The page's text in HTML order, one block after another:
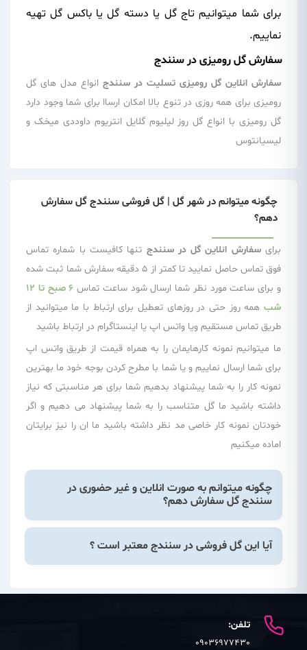
برای شما میتوانیم تاج گل یا دسته گل یا باکس گل تهیه
نماییم.
سفارش گل رومیزی در سنندج
سفارش انلاین گل رومیزی تسلیت در سنندج انواع مدل های گل
رومیزی برای همه روزی در تنوع بالا امکان ارساا برای شما وجود دارد
گل رومیزی با انواع گل روز لیلیوم گلایل انتریوم داوددی میخک و
لیسیانتوس
چگونه میتوانم در شهر گل | گل فروشی سنندج گل سفارش
دهم؟
برایسفارش انلاین گل در سنندج تنها کافیست با شماره تماس
فوق تماس حاصل نمایید تا کمتر از 5 دقیقه سفارش شما ثبت شده
و برای ساعت مورد نظر شما ارسال شود ساعت تماس
6 صبح تا 12
شب همه روز حتی در روزهای تعطیل برای ارتباط با ما میتوانید از
طریق تماس مستقیم ویا واتس اپ یا اینستاگرام در ارتباط باشید
ما میتوانیم نمونه کارهایمان را به همراه قیمت از طریق واتس اپ
برای شما ارسال نماییم و یا شما با مطرح کردن بوجه خود ما بهترین
نمونه کار را به شما پیشنهاد بدهیم شما برای هر مناسبتی که نیاز
داشته باشید ما گل متناسب را به شما پیشنهاد می دهیم و اگر
خودتان نمونه کار خاصی مد نظر داشته باشید ما ان را نیز برایتان
اماده میکنیم
چگونه میتوانم به صورت انلاین و غیر حضوری در
سنندج گل سفارش دهم؟
آیا این گل فروشی در سنندج معتبر است ؟
تلفن:
09036977430